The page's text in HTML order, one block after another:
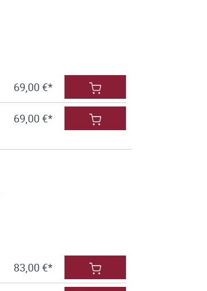
69,00 €*
69,00 €*
83,00 €*